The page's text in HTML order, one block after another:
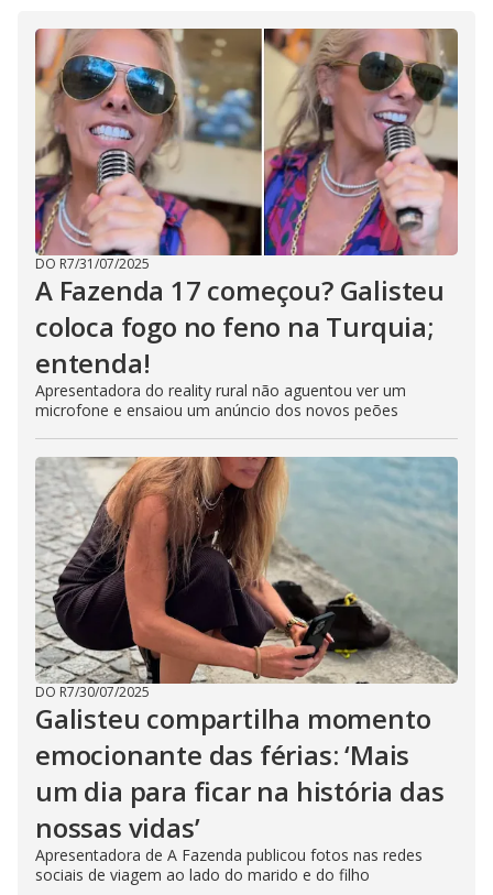
DO R7/31/07/2025
A Fazenda 17 começou? Galisteu
coloca fogo no feno na Turquia;
entenda!
Apresentadora do reality rural não aguentou ver um
microfone e ensaiou um anúncio dos novos peões
DO R7/30/07/2025
Galisteu compartilha momento
emocionante das férias: ‘Mais
um dia para ficar na história das
nossas vidas’
Apresentadora de A Fazenda publicou fotos nas redes
sociais de viagem ao lado do marido e do filho